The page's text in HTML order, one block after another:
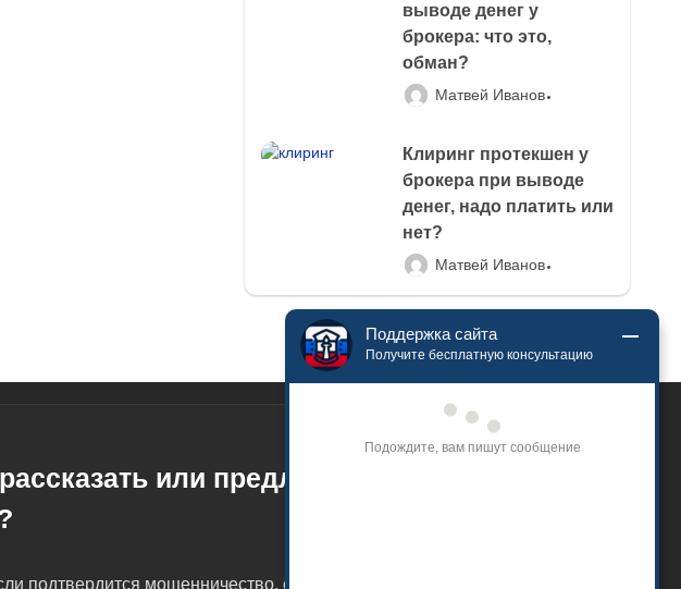
выводе денег у
брокера: что это,
обман?
Матвей Иванов
Клиринг протекшен у
брокера при выводе
денег, надо платить или
нет?
Матвей Иванов
или предложить
подтвердится мошенничество, опубликуем информацию.
Поддержка сайта
Получите бесплатную консультацию
Подождите, вам пишут сообщение